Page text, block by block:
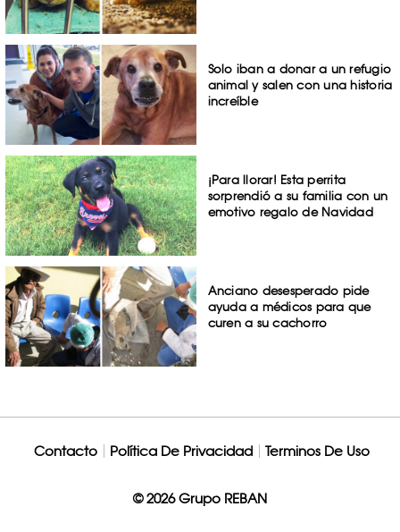
Solo iban a donar a un refugio
animal y salen con una historia
increíble
¡Para llorar! Esta perrita
sorprendió a su familia con un
emotivo regalo de Navidad
Anciano desesperado pide
ayuda a médicos para que
curen a su cachorro
Contacto Política De Privacidad Terminos De Uso
© 2026 Grupo REBAN